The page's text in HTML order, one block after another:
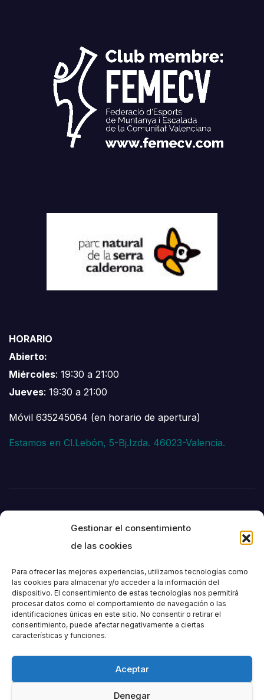
Gestionar el consentimiento
de las cookies
Para ofrecer las mejores experiencias, utilizamos tecnologías como
las cookies para almacenar y/o acceder a la información del
dispositivo. El consentimiento de estas tecnologías nos permitirá
procesar datos como el comportamiento de navegación o las
identificaciones únicas en este sitio. No consentir o retirar el
consentimiento, puede afectar negativamente a ciertas
características y funciones.
Aceptar
Denegar
HORARIO
Abierto:
Miércoles: 19:30 a 21:00
Jueves: 19:30 a 21:00
Móvil 635245064 (en horario de apertura)
Estamos en Cl.Lebón, 5-Bj.Izda. 46023-Valencia.
Societat
Excursionista de
València